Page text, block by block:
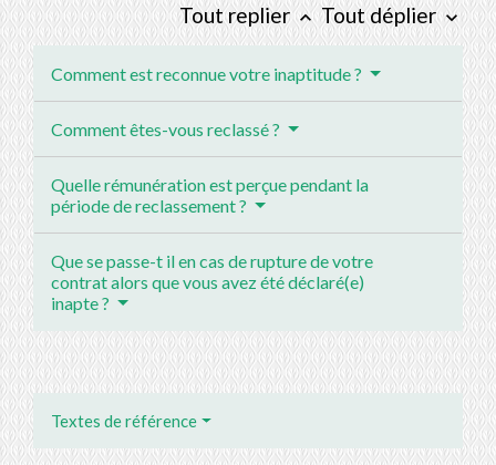
Tout replier keyboard_arrow_up Tout déplier keyboard_arrow_down
Comment est reconnue votre inaptitude ?
Comment êtes-vous reclassé ?
Quelle rémunération est perçue pendant la
période de reclassement ?
Que se passe-t il en cas de rupture de votre
contrat alors que vous avez été déclaré(e)
inapte ?
Textes de référence